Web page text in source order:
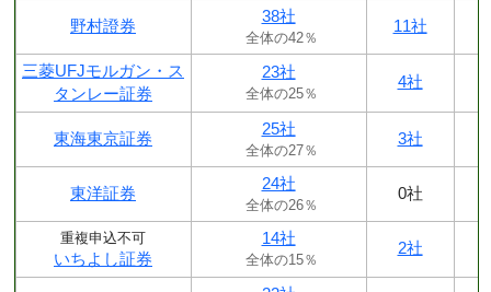
野村證券
38社
全体の42％
11社
三菱UFJモルガン・ス
タンレー証券
23社
全体の25％
4社
東海東京証券
25社
全体の27％
3社
東洋証券
24社
全体の26％
0社
重複申込不可
いちよし証券
14社
全体の15％
2社